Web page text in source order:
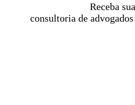
Receba sua
consultoria de